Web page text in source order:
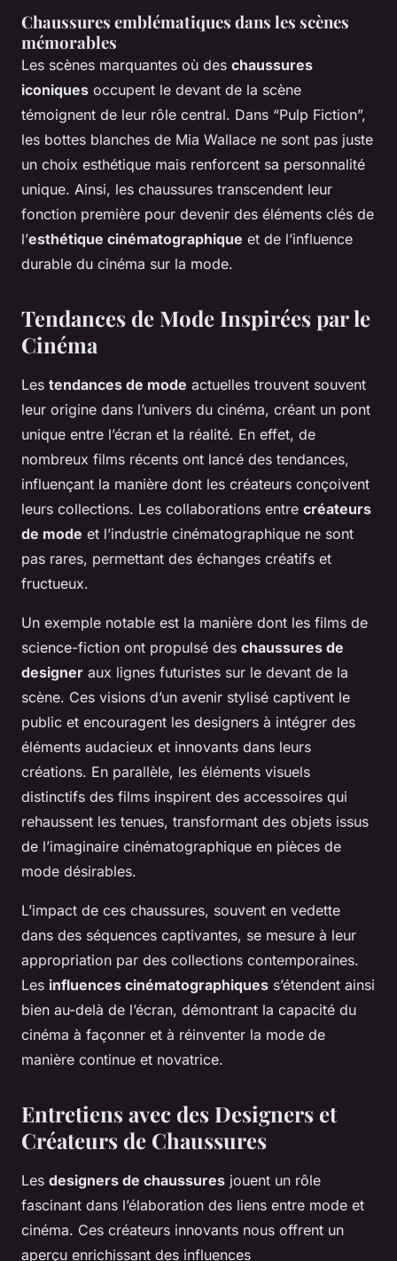
Chaussures emblématiques dans les scènes
mémorables
Les scènes marquantes où des chaussures
iconiques occupent le devant de la scène
témoignent de leur rôle central. Dans “Pulp Fiction”,
les bottes blanches de Mia Wallace ne sont pas juste
un choix esthétique mais renforcent sa personnalité
unique. Ainsi, les chaussures transcendent leur
fonction première pour devenir des éléments clés de
l’esthétique cinématographique et de l’influence
durable du cinéma sur la mode.
Tendances de Mode Inspirées par le
Cinéma
Les tendances de mode actuelles trouvent souvent
leur origine dans l’univers du cinéma, créant un pont
unique entre l’écran et la réalité. En effet, de
nombreux films récents ont lancé des tendances,
influençant la manière dont les créateurs conçoivent
leurs collections. Les collaborations entre créateurs
de mode et l’industrie cinématographique ne sont
pas rares, permettant des échanges créatifs et
fructueux.
Un exemple notable est la manière dont les films de
science-fiction ont propulsé des chaussures de
designer aux lignes futuristes sur le devant de la
scène. Ces visions d’un avenir stylisé captivent le
public et encouragent les designers à intégrer des
éléments audacieux et innovants dans leurs
créations. En parallèle, les éléments visuels
distinctifs des films inspirent des accessoires qui
rehaussent les tenues, transformant des objets issus
de l’imaginaire cinématographique en pièces de
mode désirables.
L’impact de ces chaussures, souvent en vedette
dans des séquences captivantes, se mesure à leur
appropriation par des collections contemporaines.
Les influences cinématographiques s’étendent ainsi
bien au-delà de l’écran, démontrant la capacité du
cinéma à façonner et à réinventer la mode de
manière continue et novatrice.
Entretiens avec des Designers et
Créateurs de Chaussures
Les designers de chaussures jouent un rôle
fascinant dans l’élaboration des liens entre mode et
cinéma. Ces créateurs innovants nous offrent un
aperçu enrichissant des influences